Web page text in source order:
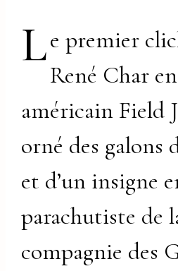
Le premier
René Char
américain Field
orné des galons
et d’un insigne
parachutiste de
compagnie des